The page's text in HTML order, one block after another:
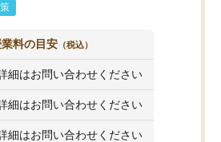
料の目安 （税込）
細はお問い合わせください
細はお問い合わせください
細はお問い合わせください